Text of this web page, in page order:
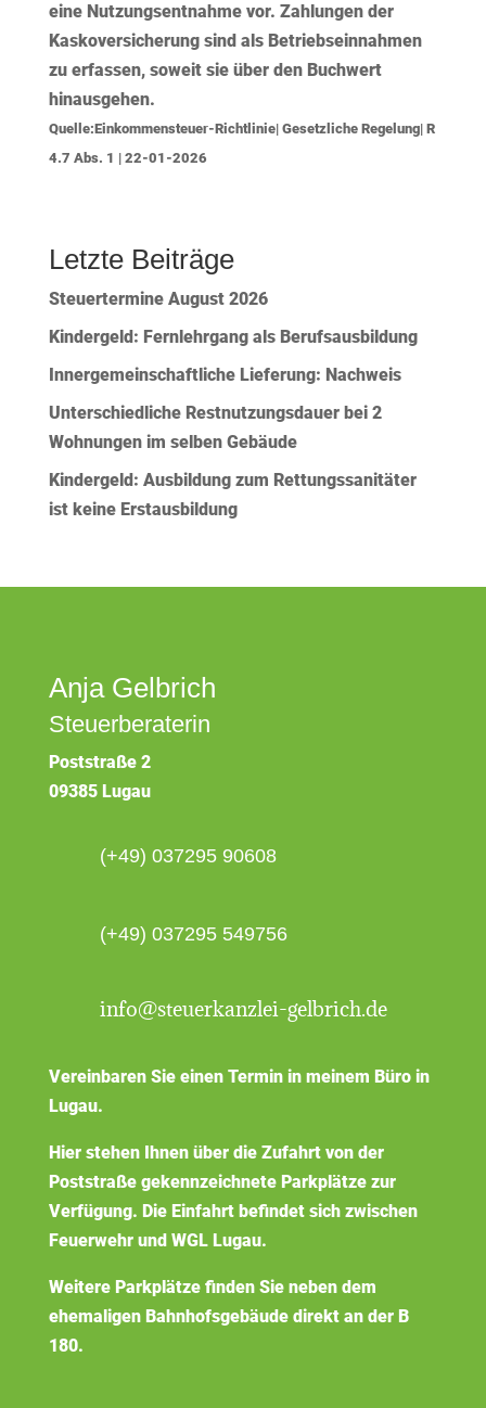
eine Nutzungsentnahme vor. Zahlungen der
Kaskoversicherung sind als Betriebseinnahmen
zu erfassen, soweit sie über den Buchwert
hinausgehen.
Quelle:Einkommensteuer-Richtlinie| Gesetzliche Regelung| R
4.7 Abs. 1 | 22-01-2026
Letzte Beiträge
Steuertermine August 2026
Kindergeld: Fernlehrgang als Berufsausbildung
Innergemeinschaftliche Lieferung: Nachweis
Unterschiedliche Restnutzungsdauer bei 2
Wohnungen im selben Gebäude
Kindergeld: Ausbildung zum Rettungssanitäter
ist keine Erstausbildung
Anja Gelbrich
Steuerberaterin
Poststraße 2
09385 Lugau
(+49) 037295 90608
(+49) 037295 549756
info@steuerkanzlei-gelbrich.de
Vereinbaren Sie einen Termin in meinem Büro in
Lugau.
Hier stehen Ihnen über die Zufahrt von der
Poststraße gekennzeichnete Parkplätze zur
Verfügung. Die Einfahrt befindet sich zwischen
Feuerwehr und WGL Lugau.
Weitere Parkplätze finden Sie neben dem
ehemaligen Bahnhofsgebäude direkt an der B
180.